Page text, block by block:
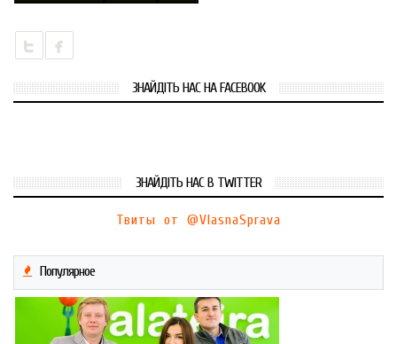
ЗНАЙДІТЬ НАС НА FACEBOOK
ЗНАЙДІТЬ НАС В TWITTER
Твиты от @VlasnaSprava
Популярное